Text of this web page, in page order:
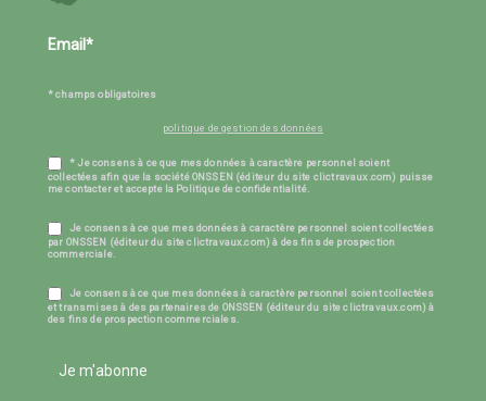
* champs obligatoires
politique de gestion des données
* Je consens à ce que mes données à caractère personnel soient
collectées afin que la société ONSSEN (éditeur du site clictravaux.com) puisse
me contacter et accepte la Politique de confidentialité.
Je consens à ce que mes données à caractère personnel soient collectées
par ONSSEN (éditeur du site clictravaux.com) à des fins de prospection
commerciale.
Je consens à ce que mes données à caractère personnel soient collectées
et transmises à des partenaires de ONSSEN (éditeur du site clictravaux.com) à
des fins de prospection commerciales.
Je m'abonne